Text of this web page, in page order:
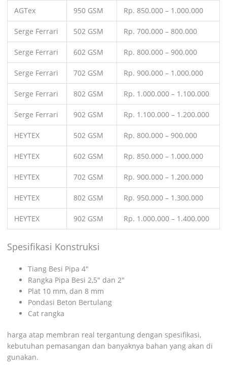
AGTex 950 GSM Rp. 850.000 – 1.000.000
Serge Ferrari 502 GSM Rp. 700.000 – 800.000
Serge Ferrari 602 GSM Rp. 800.000 – 900.000
Serge Ferrari 702 GSM Rp. 900.000 – 1.000.000
Serge Ferrari 802 GSM Rp. 1.000.000 – 1.100.000
Serge Ferrari 902 GSM Rp. 1.100.000 – 1.200.000
HEYTEX 502 GSM Rp. 800.000 – 900.000
HEYTEX 602 GSM Rp. 850.000 – 1.000.000
HEYTEX 702 GSM Rp. 900.000 – 1.200.000
HEYTEX 802 GSM Rp. 950.000 – 1.300.000
HEYTEX 902 GSM Rp. 1.000.000 – 1.400.000
Spesifikasi Konstruksi
Tiang Besi Pipa 4″
Rangka Pipa Besi 2,5″ dan 2″
Plat 10 mm, dan 8 mm
Pondasi Beton Bertulang
Cat rangka
harga atap membran real tergantung dengan spesifikasi,
kebutuhan pemasangan dan banyaknya bahan yang akan di
gunakan.